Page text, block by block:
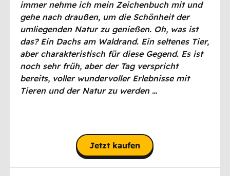
immer nehme ich mein Zeichenbuch mit und
gehe nach draußen, um die Schönheit der
umliegenden Natur zu genießen. Oh, was ist
das? Ein Dachs am Waldrand. Ein seltenes Tier,
aber charakteristisch für diese Gegend. Es ist
noch sehr früh, aber der Tag verspricht
bereits, voller wundervoller Erlebnisse mit
Tieren und der Natur zu werden …
Jetzt kaufen